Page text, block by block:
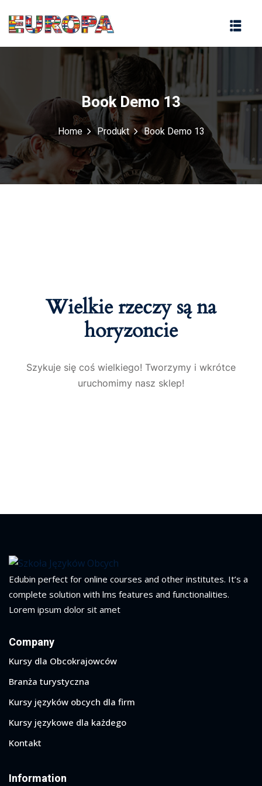
Book Demo 13
Home Produkt Book Demo 13
Wielkie rzeczy są na
horyzoncie
Szykuje się coś wielkiego! Tworzymy i wkrótce
uruchomimy nasz sklep!
Edubin perfect for online courses and other institutes. It’s a
complete solution with lms features and functionalities.
Lorem ipsum dolor sit amet
Company
Kursy dla Obcokrajowców
Branża turystyczna
Kursy języków obcych dla firm
Kursy językowe dla każdego
Kontakt
Information